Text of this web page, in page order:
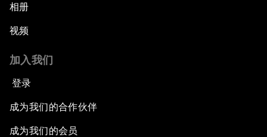
相册
视频
加入我们
登录
成为我们的合作伙伴
成为我们的会员